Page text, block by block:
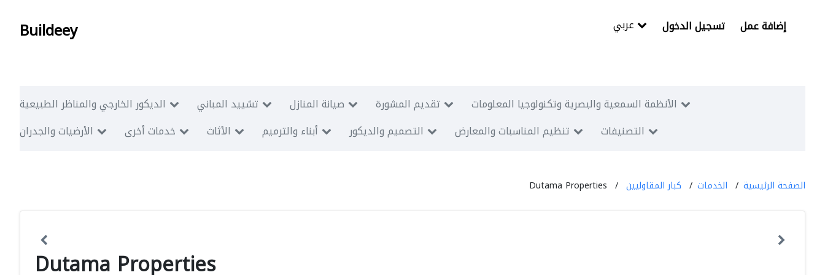
Buildeey تسجيل الدخول إضافة عمل
الديكور الخارجي والمناظر الطبيعية تشييد المباني صيانة المنازل تقديم المشورة
الأنظمة السمعية والبصرية وتكنولوجيا المعلومات
الأرضيات والجدران
خدمات أخرى الأثاث أبناء والترميم التصميم والديكور تنظيم المناسبات والمعارض التصنيفات
الصفحة الرئيسية الخدمات كبار المقاوليين Dutama Properties
Dutama Properties